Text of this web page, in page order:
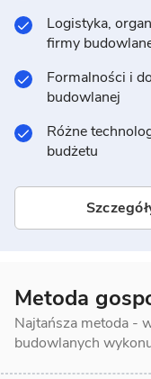
Metoda
Najtańsza metoda -
budowlanych
Logistyka,
firmy
Formalności i
budowlanej
Różne
budżetu